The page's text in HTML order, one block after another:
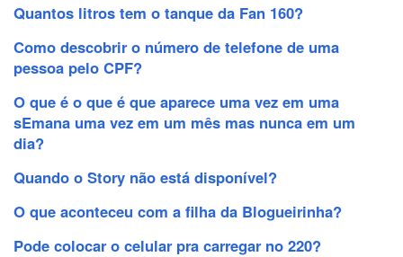
Quantos litros tem o tanque da Fan 160?
Como descobrir o número de telefone de uma
pessoa pelo CPF?
O que é o que é que aparece uma vez em uma
sEmana uma vez em um mês mas nunca em um
dia?
Quando o Story não está disponível?
O que aconteceu com a filha da Blogueirinha?
Pode colocar o celular pra carregar no 220?